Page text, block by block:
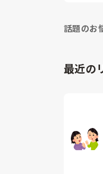
うで
話題のお
最近の